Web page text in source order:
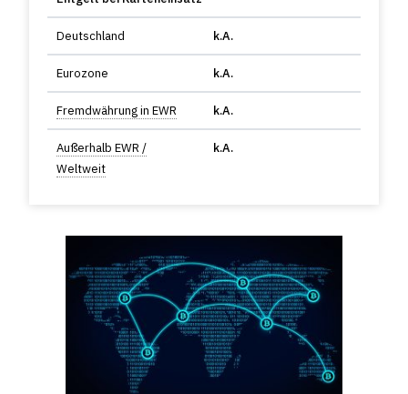
Deutschland k.A.
Eurozone k.A.
Fremdwährung in EWR k.A.
Außerhalb EWR /
Weltweit
k.A.